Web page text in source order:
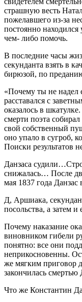
страшную весть
пожелавшего из-за
постоянно
чем- либо помочь.
В последние часы
секунданта взять в
бирюзой, по
«Почему ты не надел
расставался с
оказалось в
смерти поэта
свой собственный
оно упало в сугроб,
Поиски результатов
Данзаса
снижалась… После
мая 1837 года
Д, Аршиака,
посольства, а затем
Почему наказание
виновником гибели
понятно: все они
неприкосновенны.
же мягким приговор
закончилась
Что же Константин